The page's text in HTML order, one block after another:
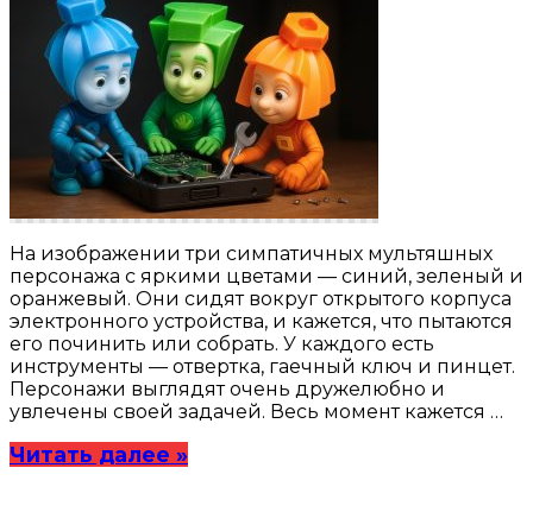
На изображении три симпатичных мультяшных
персонажа с яркими цветами — синий, зеленый и
оранжевый. Они сидят вокруг открытого корпуса
электронного устройства, и кажется, что пытаются
его починить или собрать. У каждого есть
инструменты — отвертка, гаечный ключ и пинцет.
Персонажи выглядят очень дружелюбно и
увлечены своей задачей. Весь момент кажется …
Читать далее »